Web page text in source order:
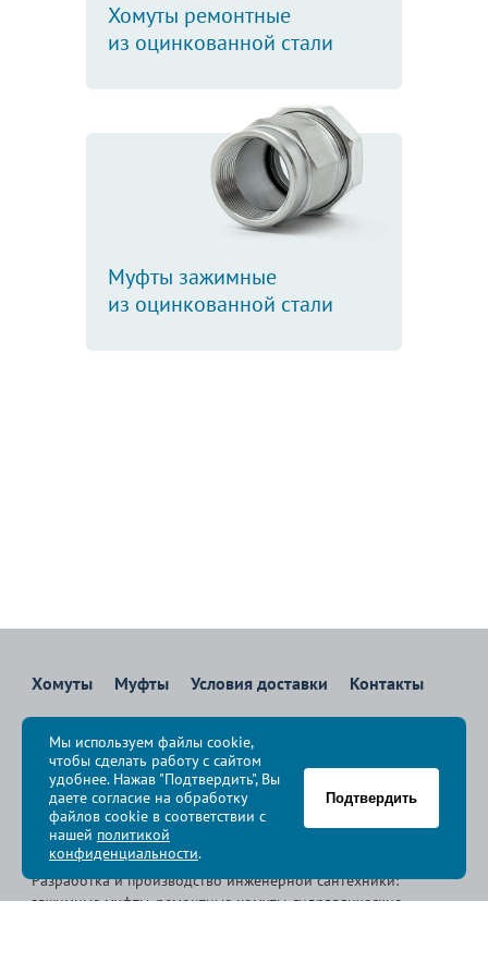
Хомуты ремонтные
из оцинкованной стали
Муфты зажимные
из оцинкованной стали
Хомуты Муфты Условия доставки Контакты
8 800 700-83-36
Звоните бесплатно с 08:00 до 17:00 по Москве
политика конфиденциальности
© Группа компаний « », 2009-2026
Разработка и производство инженерной сантехники:
зажимные муфты, ремонтные хомуты, гидравлические
Мы используем файлы cookie,
чтобы сделать работу с сайтом
удобнее. Нажав "Подтвердить", Вы
даете согласие на обработку
файлов cookie в соответствии с
нашей политикой
конфиденциальности.
Подтвердить